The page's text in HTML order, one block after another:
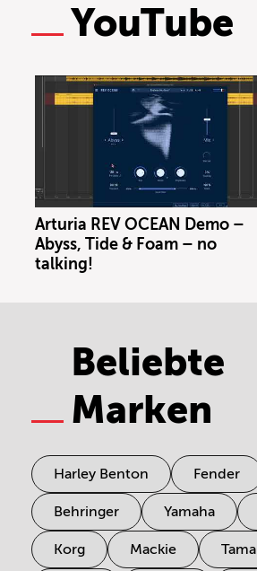
YouTube
Arturia REV OCEAN Demo –
Abyss, Tide & Foam – no
talking!
Beliebte
Marken
Harley Benton Fender
Behringer Yamaha
Korg Mackie Tama